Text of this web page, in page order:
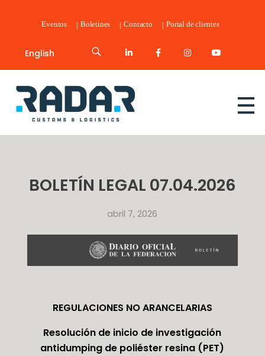
Eventos Boletines Contacto Portal de clientes
English
Radar Customs & Logistics
BOLETÍN LEGAL 07.04.2026
abril 7, 2026
REGULACIONES NO ARANCELARIAS
Resolución de inicio de investigación
antidumping de poliéster resina (PET)